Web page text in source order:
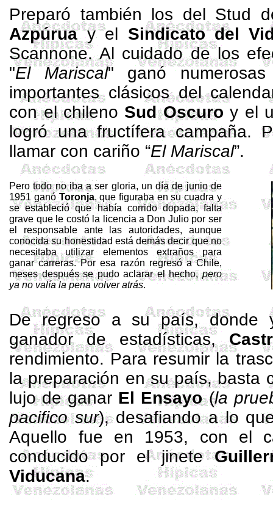
Preparó también los del Stud
Azpúruay el Sindicato del
Scannone. Al cuidado de los
"El Mariscal" ganó numerosas
importantes clásicos del
con el chileno SudOscuro y el
logró una fructífera campaña.
llamar con cariño “El Mariscal”.
Pero todo no iba a ser gloria, un día de junio de
1951 ganóToronja, que figuraba en su cuadra y
se estableció que había corrido dopada, falta
grave que le costó la licencia a Don Julio por ser
el responsable ante las autoridades, aunque
conocida su honestidad está demás decir que no
necesitaba utilizar elementos extraños para
ganar carreras. Por esa razón regresó a Chile,
meses después se pudo aclarar el hecho,pero
ya no valía la pena volver atrás.
De regreso a su país, donde
ganador de estadísticas,
rendimiento. Para resumir la
la preparación en su país, basta
lujo de ganar El Ensayo(la
pacifico sur), desafiando a lo
Aquello fue en 1953, con el
conducido por el jinete
Viducana.